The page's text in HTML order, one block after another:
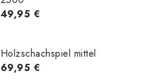
49,95 €
Holzschachspiel mittel
69,95 €